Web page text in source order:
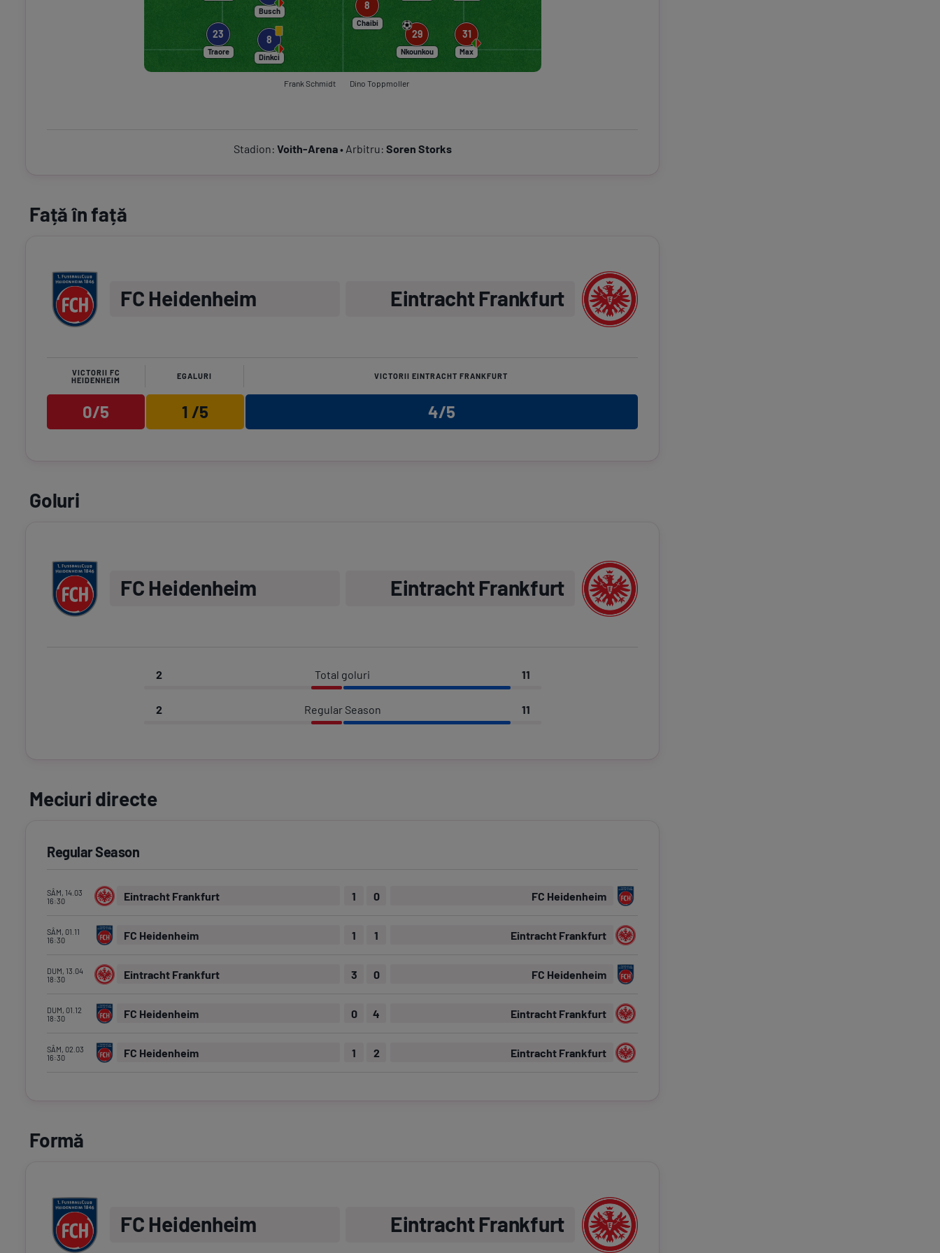
23
Traore
8
Dinkci
Busch
31
Max
29
Nkounkou
8
Chaibi
Frank Schmidt Dino Toppmoller
Stadion: Voith-Arena• Arbitru: Soren Storks
Față în față
FC Heidenheim Eintracht Frankfurt
VICTORII FC
HEIDENHEIM
EGALURI VICTORII EINTRACHT FRANKFURT
0/5 1 /5 4/5
Goluri
FC Heidenheim Eintracht Frankfurt
2 Total goluri 11
2 Regular Season 11
Meciuri directe
Regular Season
SÂM, 14.03
16:30
Eintracht Frankfurt 1 FC Heidenheim
0
SÂM, 01.11
16:30
FC Heidenheim 1 Eintracht Frankfurt
1
DUM, 13.04
18:30
Eintracht Frankfurt 3 FC Heidenheim
0
DUM, 01.12
18:30
FC Heidenheim 0 Eintracht Frankfurt
4
SÂM, 02.03
16:30
FC Heidenheim 1 Eintracht Frankfurt
2
Formă
FC Heidenheim Eintracht Frankfurt